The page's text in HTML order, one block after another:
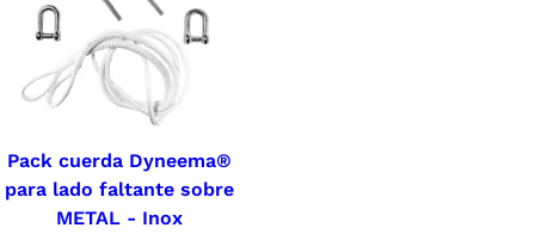
Pack cuerda Dyneema®
para lado faltante sobre
METAL - Inox